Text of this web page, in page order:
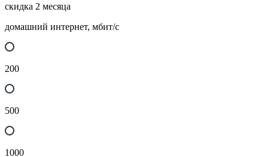
скидка 2 месяца
домашний интернет, мбит/с
200
500
1000